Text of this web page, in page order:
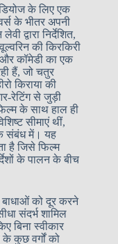
के लिए एक
के भीतर अपनी
द्वारा निर्देशित,
की किरकिरी
कॉमेडी का एक
हैं, जो चतुर
किराया की
रेटिंग से जुड़ी
के साथ हाल ही
सीमाएं थीं,
संबंध में। यह
है जिसे फिल्म
के पालन के बीच
को दूर करने
संदर्भ शामिल
बिना स्वीकार
के कुछ वर्गों को